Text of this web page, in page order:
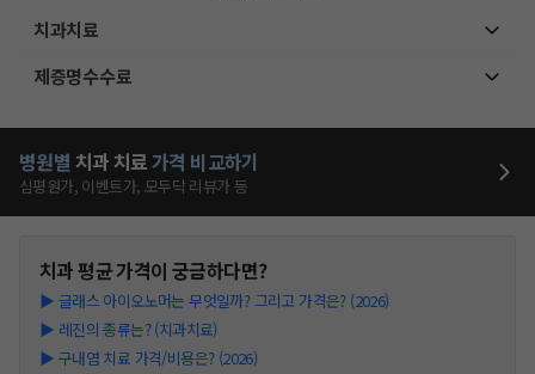
치과치료
제증명수수료
병원별 치과 치료가격 비교하기
심평원가, 이벤트가, 모두닥 리뷰가 등
치과평균 가격이 궁금하다면?
▶ 글래스 아이오노머는 무엇일까? 그리고 가격은? (2026)
▶ 레진의 종류는? (치과치료)
▶ 구내염 치료 가격/비용은? (2026)